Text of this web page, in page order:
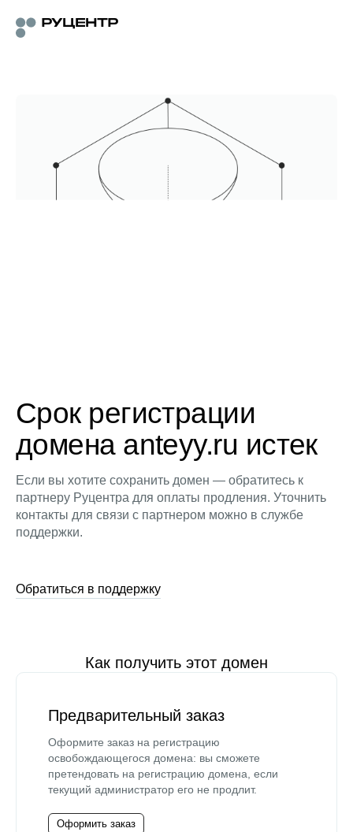
Срок регистрации
домена anteyy.ru истек
Если вы хотите сохранить домен — обратитесь к
партнеру Руцентра для оплаты продления. Уточнить
контакты для связи с партнером можно в службе
поддержки.
Обратиться в поддержку
Как получить этот домен
Предварительный заказ
Оформите заказ на регистрацию
освобождающегося домена: вы сможете
претендовать на регистрацию домена, если
текущий администратор его не продлит.
Оформить заказ